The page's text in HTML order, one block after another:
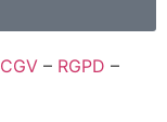
CGV – RGPD –